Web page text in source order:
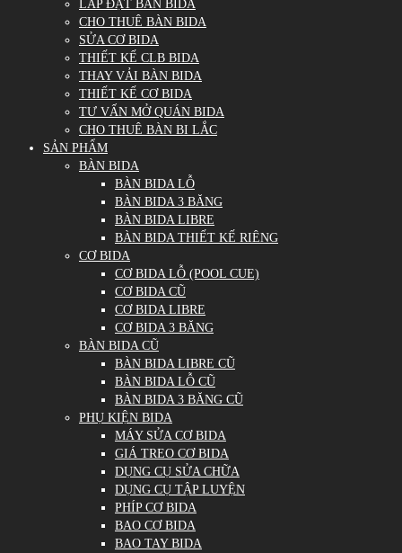
LẮP ĐẶT BÀN BIDA
CHO THUÊ BÀN BIDA
SỬA CƠ BIDA
THIẾT KẾ CLB BIDA
THAY VẢI BÀN BIDA
THIẾT KẾ CƠ BIDA
TƯ VẤN MỞ QUÁN BIDA
CHO THUÊ BÀN BI LẮC
SẢN PHẨM
BÀN BIDA
BÀN BIDA LỖ
BÀN BIDA 3 BĂNG
BÀN BIDA LIBRE
BÀN BIDA THIẾT KẾ RIÊNG
CƠ BIDA
CƠ BIDA LỖ (POOL CUE)
CƠ BIDA CŨ
CƠ BIDA LIBRE
CƠ BIDA 3 BĂNG
BÀN BIDA CŨ
BÀN BIDA LIBRE CŨ
BÀN BIDA LỖ CŨ
BÀN BIDA 3 BĂNG CŨ
PHỤ KIỆN BIDA
MÁY SỬA CƠ BIDA
GIÁ TREO CƠ BIDA
DỤNG CỤ SỬA CHỮA
DỤNG CỤ TẬP LUYỆN
PHÍP CƠ BIDA
BAO CƠ BIDA
BAO TAY BIDA